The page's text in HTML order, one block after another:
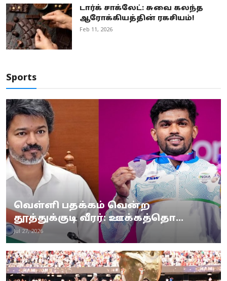
டார்க் சாக்லேட்: சுவை கலந்த
ஆரோக்கியத்தின் ரகசியம்!
Feb 11, 2026
Sports
வெள்ளி பதக்கம் வென்ற
தூத்துக்குடி வீரர்: ஊக்கத்தொ...
Jul 27, 2026